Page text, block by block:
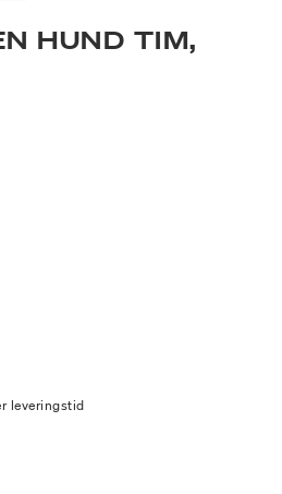
HUND TIM,
leveringstid